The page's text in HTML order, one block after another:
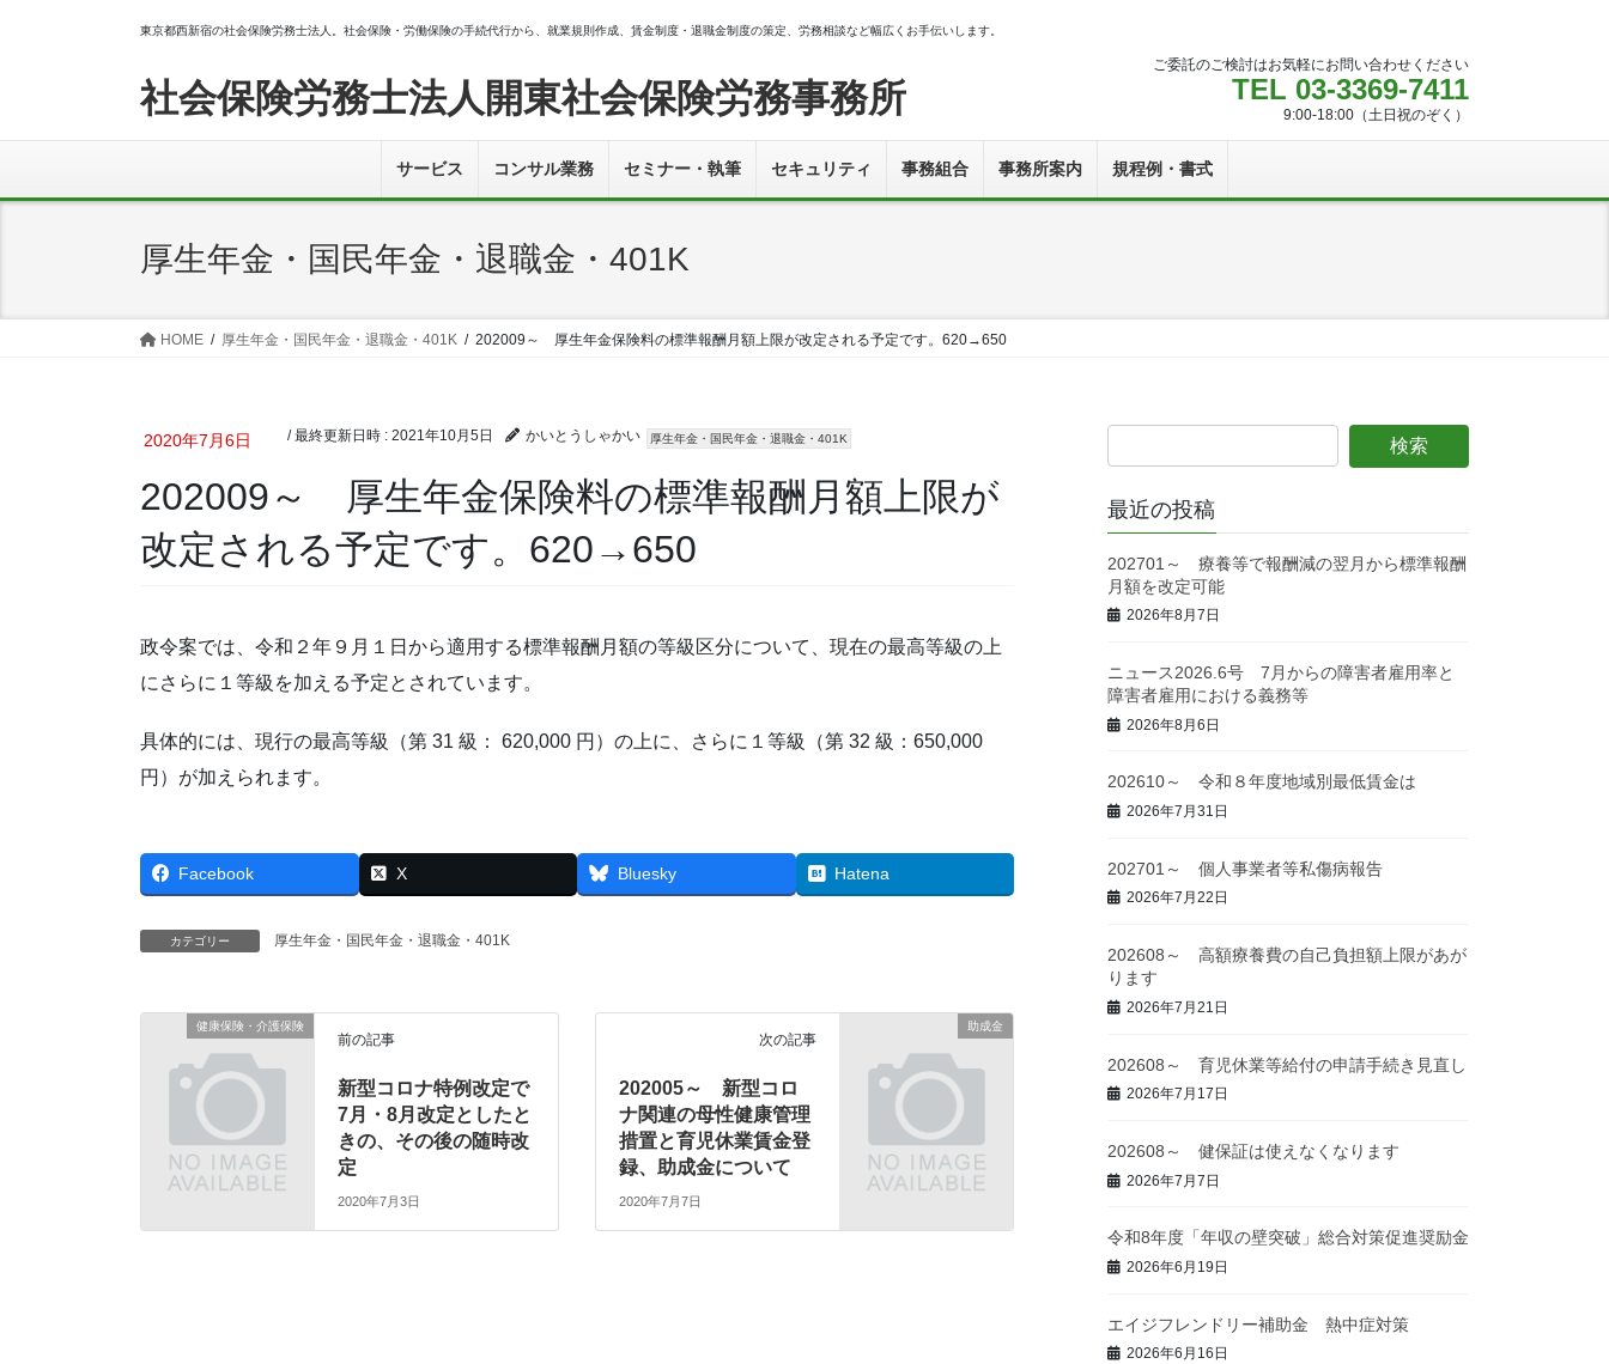
東京都西新宿の社会保険労務士法人。社会保険・労働保険の手続代行から、就業規則作成、賃金制度・退職金制度の策定、労務相談など幅広くお手伝いします。
社会保険労務士法人開東社会保険労務事務所
ご委託のご検討はお気軽にお問い合わせください
TEL 03-3369-7411
9:00-18:00（土日祝のぞく）
サービス コンサル業務 セミナー・執筆 セキュリティ 事務組合 事務所案内 規程例・書式
厚生年金・国民年金・退職金・401K
HOME 厚生年金・国民年金・退職金・401K 202009～ 厚生年金保険料の標準報酬月額上限が改定される予定です。620→650
2020年7月6日 / 最終更新日時 : 2021年10月5日 かいとうしゃかい 厚生年金・国民年金・退職金・401K
202009～ 厚生年金保険料の標準報酬月額上限が
改定される予定です。620→650
政令案では、令和２年９月１日から適用する標準報酬月額の等級区分について、現在の最高等級の上
にさらに１等級を加える予定とされています。
具体的には、現行の最高等級（第 31 級： 620,000 円）の上に、さらに１等級（第 32 級：650,000
円）が加えられます。
Facebook X Bluesky Hatena
カテゴリー 厚生年金・国民年金・退職金・401K
健康保険・介護保険
前の記事
新型コロナ特例改定で
7月・8月改定としたと
きの、その後の随時改
定
2020年7月3日
助成金
次の記事
202005～ 新型コロ
ナ関連の母性健康管理
措置と育児休業賃金登
録、助成金について
2020年7月7日
最近の投稿
202701～ 療養等で報酬減の翌月から標準報酬
月額を改定可能
2026年8月7日
ニュース2026.6号 7月からの障害者雇用率と
障害者雇用における義務等
2026年8月6日
202610～ 令和８年度地域別最低賃金は
2026年7月31日
202701～ 個人事業者等私傷病報告
2026年7月22日
202608～ 高額療養費の自己負担額上限があが
ります
2026年7月21日
202608～ 育児休業等給付の申請手続き見直し
2026年7月17日
202608～ 健保証は使えなくなります
2026年7月7日
令和8年度「年収の壁突破」総合対策促進奨励金
2026年6月19日
エイジフレンドリー補助金 熱中症対策
2026年6月16日